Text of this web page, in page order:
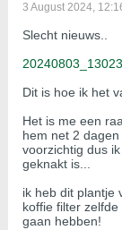
3 August 2024,
Slecht nieuws..
Dit is hoe ik het
Het is me een
hem net 2
voorzichtig dus
geknakt is...
ik heb dit plantje
koffie filter
gaan hebben!